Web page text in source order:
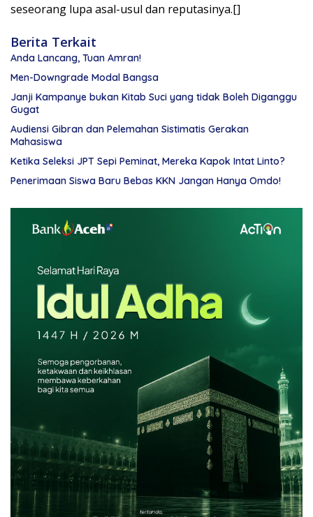
seseorang lupa asal-usul dan reputasinya.[]
Berita Terkait
Anda Lancang, Tuan Amran!
Men-Downgrade Modal Bangsa
Janji Kampanye bukan Kitab Suci yang tidak Boleh Diganggu
Gugat
Audiensi Gibran dan Pelemahan Sistimatis Gerakan
Mahasiswa
Ketika Seleksi JPT Sepi Peminat, Mereka Kapok Intat Linto?
Penerimaan Siswa Baru Bebas KKN Jangan Hanya Omdo!